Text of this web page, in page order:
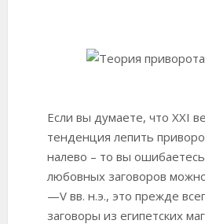
Если вы думаете, что XXI
тенденция лепить
налево – то вы
любовных заговоров
—V вв. н.э., это прежде
заговоры из египетских